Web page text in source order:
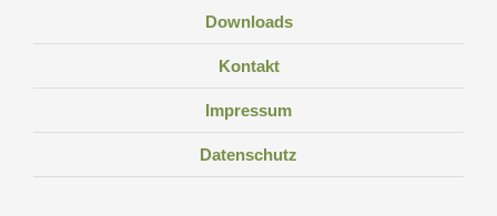
Downloads
Kontakt
Impressum
Datenschutz